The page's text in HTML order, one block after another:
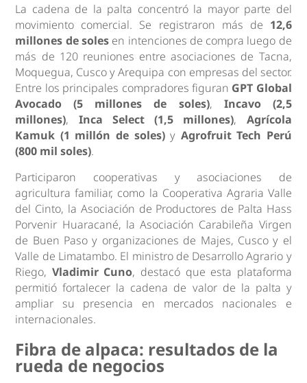
La cadena de la palta concentró la mayor parte del
movimiento comercial. Se registraron más de 12,6
millones de solesen intenciones de compra luego de
más de 120 reuniones entre asociaciones de Tacna,
Moquegua, Cusco y Arequipa con empresas del sector.
Entre los principales compradores figuran GPT Global
Avocado (5 millones de soles), Incavo (2,5
millones), Inca Select (1,5 millones), Agrícola
Kamuk (1 millón de soles)y Agrofruit Tech Perú
(800 mil soles).
Participaron cooperativas y asociaciones de
agricultura familiar, como la Cooperativa Agraria Valle
del Cinto, la Asociación de Productores de Palta Hass
Porvenir Huaracané, la Asociación Carabileña Virgen
de Buen Paso y organizaciones de Majes, Cusco y el
Valle de Limatambo. El ministro de Desarrollo Agrario y
Riego, Vladimir Cuno, destacó que esta plataforma
permitió fortalecer la cadena de valor de la palta y
ampliar su presencia en mercados nacionales e
internacionales.
Fibra de alpaca: resultados de la
rueda de negocios